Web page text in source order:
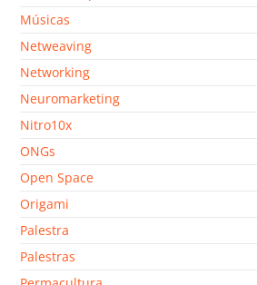
Músicas
Netweaving
Networking
Neuromarketing
Nitro10x
ONGs
Open Space
Origami
Palestra
Palestras